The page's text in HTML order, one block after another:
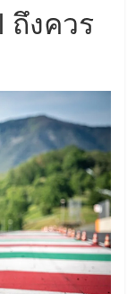
ถึงควร